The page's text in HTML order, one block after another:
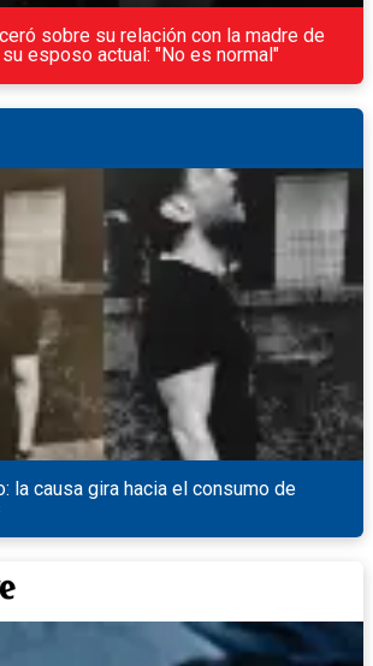
sobre su relación con la madre de
su esposo actual: "No es normal"
la causa gira hacia el consumo de